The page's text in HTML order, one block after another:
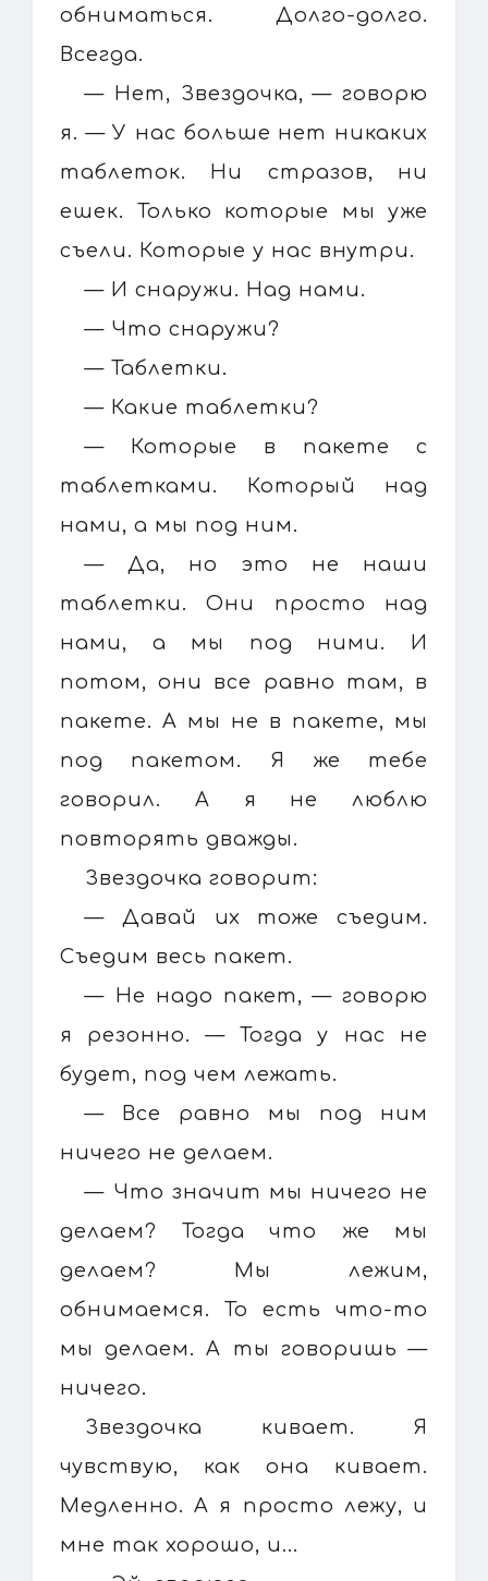
обниматься. Долго-долго.
Всегда.
— Нет, Звездочка, — говорю
я. — У нас больше нет никаких
таблеток. Ни стразов, ни
ешек. Только которые мы уже
съели. Которые у нас внутри.
— И снаружи. Над нами.
— Что снаружи?
— Таблетки.
— Какие таблетки?
— Которые в пакете с
таблетками. Который над
нами, а мы под ним.
— Да, но это не наши
таблетки. Они просто над
нами, а мы под ними. И
потом, они все равно там, в
пакете. А мы не в пакете, мы
под пакетом. Я же тебе
говорил. А я не люблю
повторять дважды.
Звездочка говорит:
— Давай их тоже съедим.
Съедим весь пакет.
— Не надо пакет, — говорю
я резонно. — Тогда у нас не
будет, под чем лежать.
— Все равно мы под ним
ничего не делаем.
— Что значит мы ничего не
делаем? Тогда что же мы
делаем? Мы лежим,
обнимаемся. То есть что-то
мы делаем. А ты говоришь —
ничего.
Звездочка кивает. Я
чувствую, как она кивает.
Медленно. А я просто лежу, и
мне так хорошо, и...